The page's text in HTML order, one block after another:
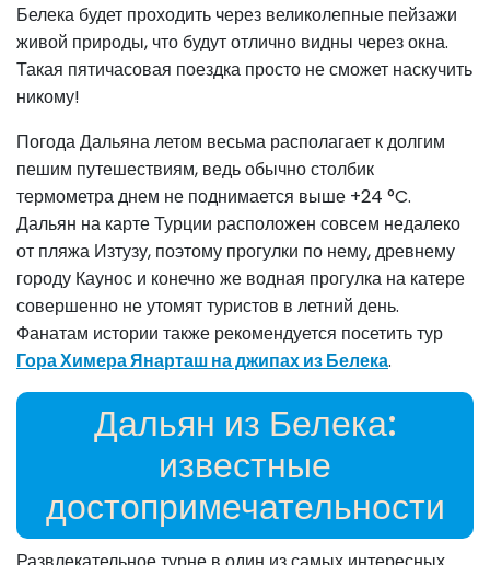
Белека будет проходить через великолепные пейзажи
живой природы, что будут отлично видны через окна.
Такая пятичасовая поездка просто не сможет наскучить
никому!
Погода Дальяна летом весьма располагает к долгим
пешим путешествиям, ведь обычно столбик
термометра днем не поднимается выше +24 °C.
Дальян на карте Турции расположен совсем недалеко
от пляжа Изтузу, поэтому прогулки по нему, древнему
городу Каунос и конечно же водная прогулка на катере
совершенно не утомят туристов в летний день.
Фанатам истории также рекомендуется посетить тур
Гора Химера Янарташ на джипах из Белека.
Дальян из Белека:
известные
достопримечательности